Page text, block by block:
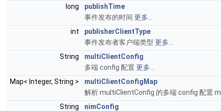
long
publishTime
事件发布的时间 更多...
int
publisherClientType
事件发布者客户端类型 更多...
String
multiClientConfig
多端 config 配置 更多...
Map< Integer, String >
multiClientConfigMap
解析 multiClientConfig 的多端 config 配置
String
nimConfig